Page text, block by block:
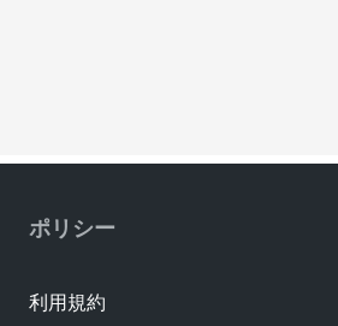
ポリシー
利用規約